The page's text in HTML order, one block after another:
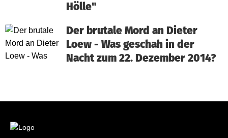
Hölle"
Der brutale Mord an Dieter
Loew - Was geschah in der
Nacht zum 22. Dezember 2014?